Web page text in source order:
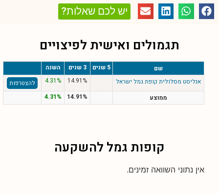
יש לכם שאלות?
תגמולים ואישית לפיצויים
שם 5 שנים 3 שנים
השנה
אנליסט מסלולית קופת גמל ישראל
14.91%
4.31%
להצטרפות
ממוצע
14.91%
4.31%
קופות גמל להשקעה
אין נתוני השוואה זמינים.